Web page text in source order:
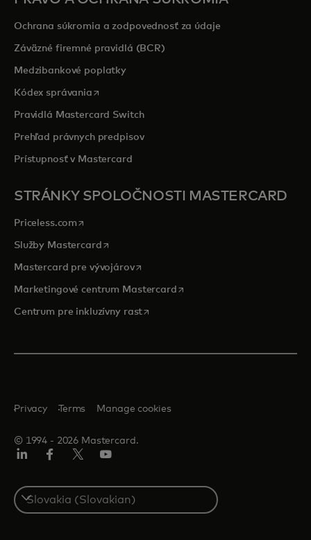
Ochrana súkromia a zodpovednosť za údaje
Záväzné firemné pravidlá (BCR)
Medzibankové poplatky
Kódex správaniaopens in a new tab
Pravidlá Mastercard Switch
Prehľad právnych predpisov
Prístupnosť v Mastercard
STRÁNKY SPOLOČNOSTI MASTERCARD
Priceless.com opens in a new tab
Služby Mastercardopens in a new tab
Mastercard pre vývojárovopens in a new tab
Marketingové centrum Mastercardopens in a new tab
Centrum pre inkluzívny rastopens in a new tab
© 1994 ‑ 2026 Mastercard.
Privacy Terms Manage cookies
Select
a
country